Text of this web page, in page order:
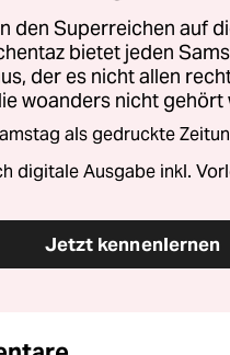
den Superreichen auf
bietet jeden
der es nicht allen
woanders nicht gehört
als gedruckte
digitale Ausgabe inkl.
Jetzt kennenlernen